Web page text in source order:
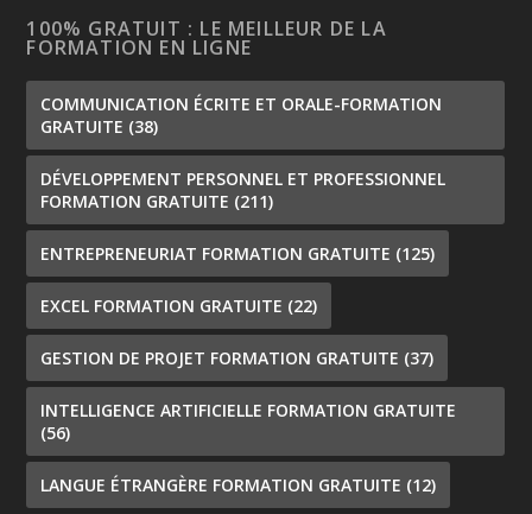
100% GRATUIT : LE MEILLEUR DE LA
FORMATION EN LIGNE
COMMUNICATION ÉCRITE ET ORALE-FORMATION
GRATUITE (38)
DÉVELOPPEMENT PERSONNEL ET PROFESSIONNEL
FORMATION GRATUITE (211)
ENTREPRENEURIAT FORMATION GRATUITE (125)
EXCEL FORMATION GRATUITE (22)
GESTION DE PROJET FORMATION GRATUITE (37)
INTELLIGENCE ARTIFICIELLE FORMATION GRATUITE
(56)
LANGUE ÉTRANGÈRE FORMATION GRATUITE (12)